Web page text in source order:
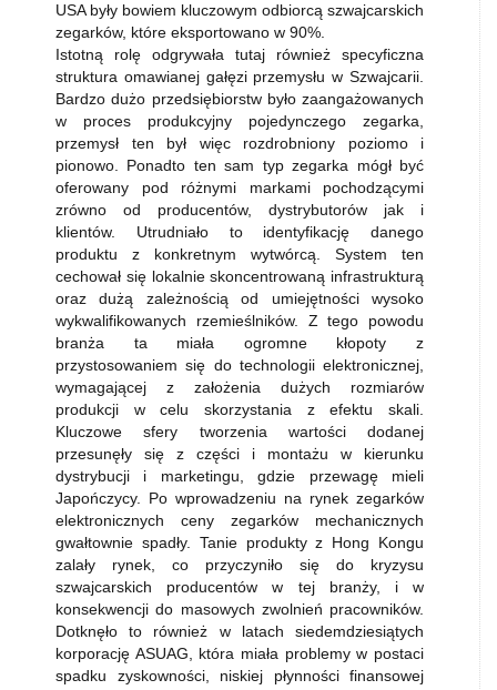
USA były bowiem kluczowym odbiorcą szwajcarskich
zegarków, które eksportowano w 90%.
Istotną rolę odgrywała tutaj również specyficzna
struktura omawianej gałęzi przemysłu w Szwajcarii.
Bardzo dużo przedsiębiorstw było zaangażowanych
w proces produkcyjny pojedynczego zegarka,
przemysł ten był więc rozdrobniony poziomo i
pionowo. Ponadto ten sam typ zegarka mógł być
oferowany pod różnymi markami pochodzącymi
zrówno od producentów, dystrybutorów jak i
klientów. Utrudniało to identyfikację danego
produktu z konkretnym wytwórcą. System ten
cechował się lokalnie skoncentrowaną infrastrukturą
oraz dużą zależnością od umiejętności wysoko
wykwalifikowanych rzemieślników. Z tego powodu
branża ta miała ogromne kłopoty z
przystosowaniem się do technologii elektronicznej,
wymagającej z założenia dużych rozmiarów
produkcji w celu skorzystania z efektu skali.
Kluczowe sfery tworzenia wartości dodanej
przesunęły się z części i montażu w kierunku
dystrybucji i marketingu, gdzie przewagę mieli
Japończycy. Po wprowadzeniu na rynek zegarków
elektronicznych ceny zegarków mechanicznych
gwałtownie spadły. Tanie produkty z Hong Kongu
zalały rynek, co przyczyniło się do kryzysu
szwajcarskich producentów w tej branży, i w
konsekwencji do masowych zwolnień pracowników.
Dotknęło to również w latach siedemdziesiątych
korporację ASUAG, która miała problemy w postaci
spadku zyskowności, niskiej płynności finansowej